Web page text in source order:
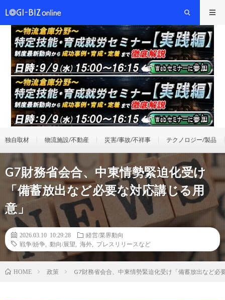
独自取材 物流施設/不動産 災害/事故/不祥事 テクノロジー/製品
G7財務省会合、中東情勢緊迫化受け
「備蓄放出など必要な対応講じる用
意」
2026.03.10 10:29:28
経営/業界動向
戦争/紛争
動向/展望 海外 プレスリリースなど
HOME 政策 G7財務省会合、中東情勢緊迫化受け「備蓄放出など必